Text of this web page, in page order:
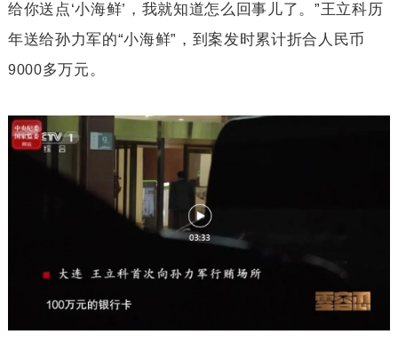
给你送点‘小海鲜’，我就知道怎么回事儿了。”王立科历
年送给孙力军的“小海鲜”，到案发时累计折合人民币
9000多万元。